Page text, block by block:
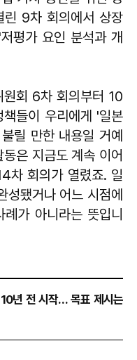
9차 회의에서 상장
평가 요인 분석과 개
회 6차 회의부터 10
들이 우리에게 '일본
릴 만한 내용일 거예
은 지금도 계속 이어
차 회의가 열렸죠. 일
성됐거나 어느 시점에
가 아니라는 뜻입니
년 전 시작… 목표 제시는